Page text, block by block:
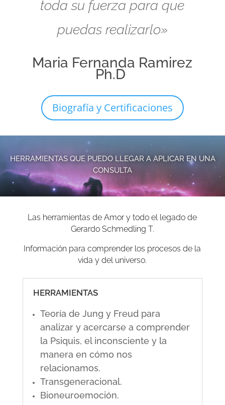
toda su fuerza para que
puedas realizarlo»
Maria Fernanda Ramirez
Ph.D
Biografía y Certificaciones
HERRAMIENTAS QUE PUEDO LLEGAR A APLICAR EN UNA
CONSULTA
Las herramientas de Amor y todo el legado de
Gerardo Schmedling T.
Información para comprender los procesos de la
vida y del universo.
HERRAMIENTAS
Teoría de Jung y Freud para
analizar y acercarse a comprender
la Psiquis, el inconsciente y la
manera en cómo nos
relacionamos.
Transgeneracional.
Bioneuroemoción.